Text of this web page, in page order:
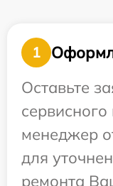
1
Оставьте
менеджер
для
ремонта